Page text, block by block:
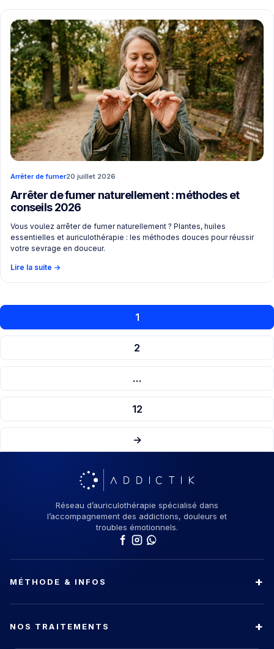
Arrêter de fumer20 juillet 2026
Arrêter de fumer naturellement : méthodes et
conseils 2026
Vous voulez arrêter de fumer naturellement ? Plantes, huiles
essentielles et auriculothérapie : les méthodes douces pour réussir
votre sevrage en douceur.
Lire la suite →
1
2
…
12
→
Réseau d’auriculothérapie spécialisé dans
l’accompagnement des addictions, douleurs et
troubles émotionnels.
MÉTHODE & INFOS
NOS TRAITEMENTS